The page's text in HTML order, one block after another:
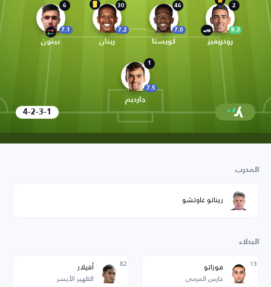
6
7.1
بيتون
30
7.2
رينان
46
7.0
كويستا
2
8.3
رودريغيز
1
7.5
جارديم
4-2-3-1
المدرب
ريناتو غاوتشو
البدلاء
13 فوزاتو
حارس المرمى
82 أفيلار
الظهير الأيسر